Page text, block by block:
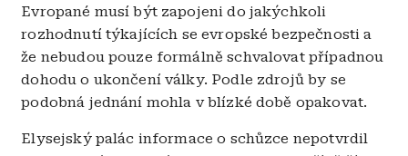
Evropané musí být zapojeni do jakýchkoli
rozhodnutí týkajících se evropské bezpečnosti a
že nebudou pouze formálně schvalovat případnou
dohodu o ukončení války. Podle zdrojů by se
podobná jednání mohla v blízké době opakovat.
Elysejský palác informace o schůzce nepotvrdil